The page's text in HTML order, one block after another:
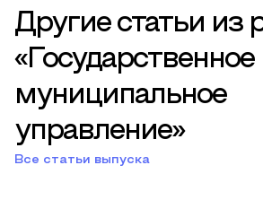
Другие статьи из
«Государственное
муниципальное
управление»
Все статьи выпуска